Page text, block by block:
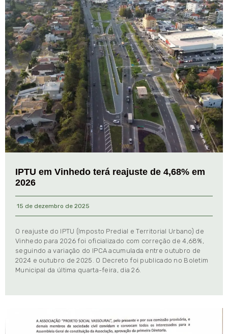
IPTU em Vinhedo terá reajuste de 4,68% em
2026
15 de dezembro de 2025
O reajuste do IPTU (Imposto Predial e Territorial Urbano) de
Vinhedo para 2026 foi oficializado com correção de 4,68%,
seguindo a variação do IPCA acumulada entre outubro de
2024 e outubro de 2025. O Decreto foi publicado no Boletim
Municipal da última quarta-feira, dia 26.